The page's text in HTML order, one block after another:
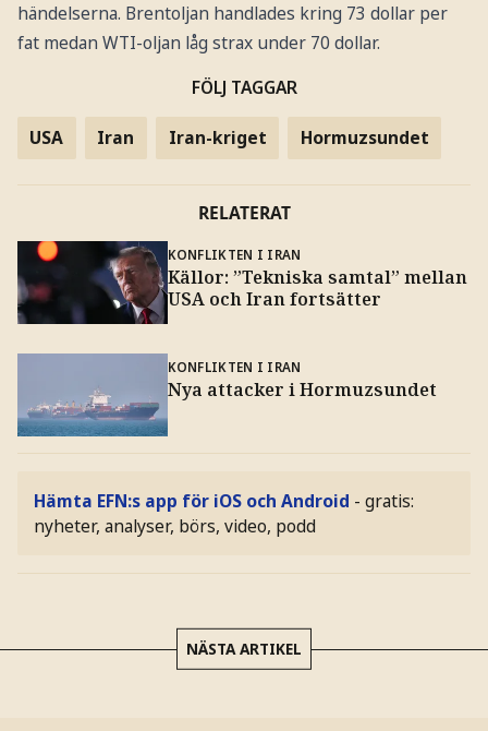
händelserna. Brentoljan handlades kring 73 dollar per
fat medan WTI-oljan låg strax under 70 dollar.
FÖLJ TAGGAR
USA Iran Iran-kriget Hormuzsundet
RELATERAT
KONFLIKTEN I IRAN
Källor: ”Tekniska samtal” mellan
USA och Iran fortsätter
KONFLIKTEN I IRAN
Nya attacker i Hormuzsundet
Hämta EFN:s app för iOS och Android - gratis:
nyheter, analyser, börs, video, podd
NÄSTA ARTIKEL